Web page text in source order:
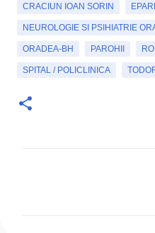
CRACIUN IOAN SORIN
NEUROLOGIE SI PSIHIATRIE
ORADEA-BH PAROHII
SPITAL / POLICLINICA